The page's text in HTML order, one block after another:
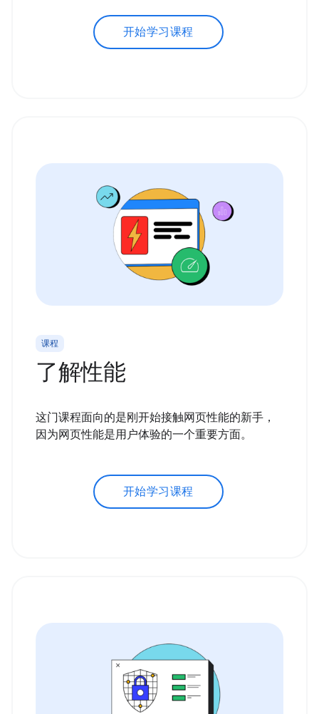
开始学习课程
课程
了解性能
这门课程面向的是刚开始接触网页性能的新手，
因为网页性能是用户体验的一个重要方面。
开始学习课程